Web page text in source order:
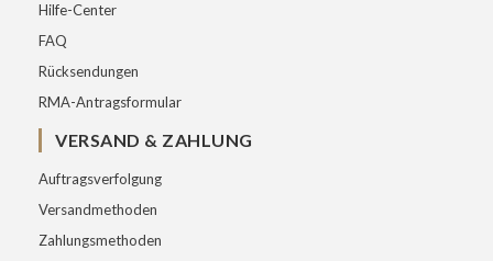
Hilfe-Center
FAQ
Rücksendungen
RMA-Antragsformular
VERSAND & ZAHLUNG
Auftragsverfolgung
Versandmethoden
Zahlungsmethoden